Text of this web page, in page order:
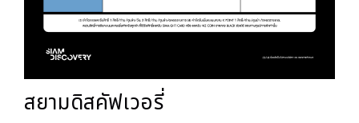
สยามดิสคัฟเวอรี่